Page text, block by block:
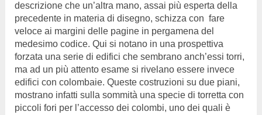
descrizione che un’altra mano, assai più esperta della
precedente in materia di disegno, schizza con fare
veloce ai margini delle pagine in pergamena del
medesimo codice. Qui si notano in una prospettiva
forzata una serie di edifici che sembrano anch’essi torri,
ma ad un più attento esame si rivelano essere invece
edifici con colombaie. Queste costruzioni su due piani,
mostrano infatti sulla sommità una specie di torretta con
piccoli fori per l’accesso dei colombi, uno dei quali è